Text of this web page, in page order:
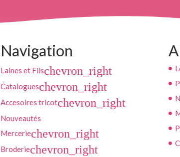
Navigation
Laines et Filschevron_right
Catalogueschevron_right
Accesoires tricotchevron_right
Nouveautés
Merceriechevron_right
Broderiechevron_right